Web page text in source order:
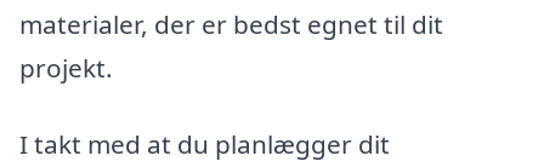
materialer, der er bedst egnet til dit
projekt.
I takt med at du planlægger dit